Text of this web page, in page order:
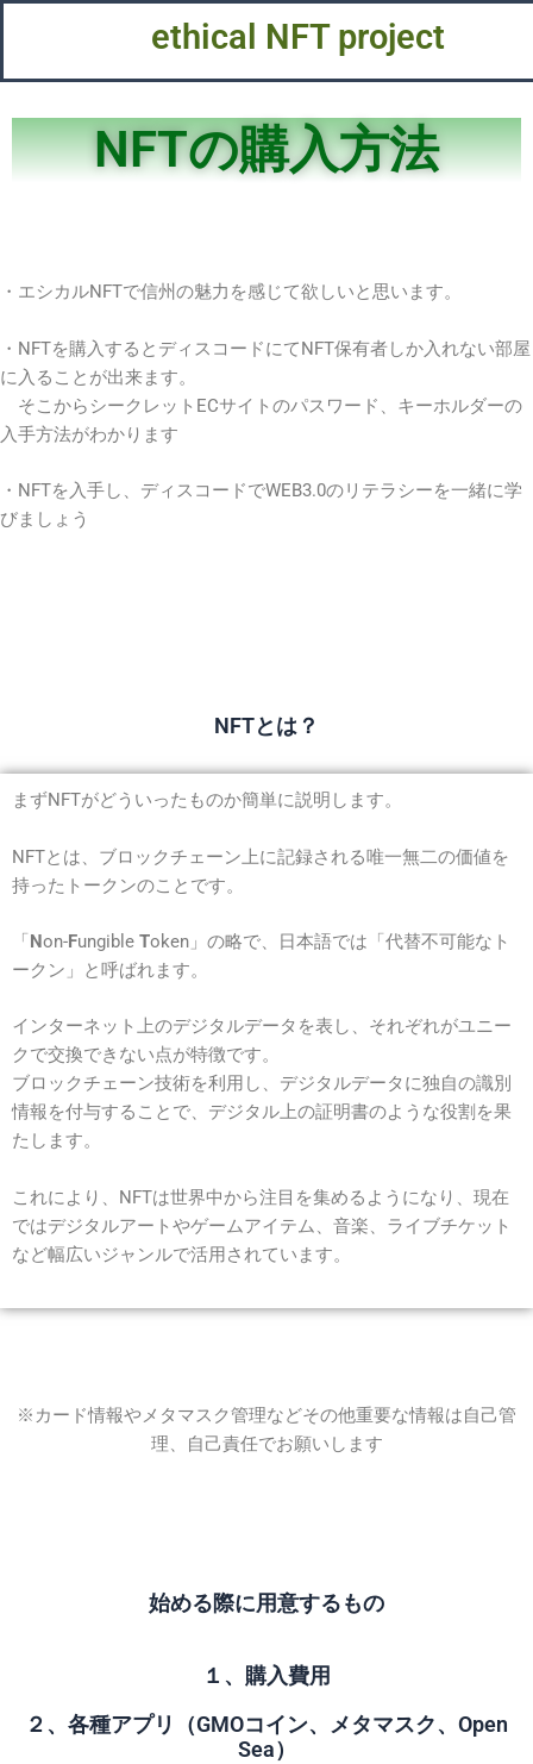
ethical NFT project
NFTの購入方法
・エシカルNFTで信州の魅力を感じて欲しいと思います。
・NFTを購入するとディスコードにてNFT保有者しか入れない部屋
に入ることが出来ます。
そこからシークレットECサイトのパスワード、キーホルダーの
入手方法がわかります
・NFTを入手し、ディスコードでWEB3.0のリテラシーを一緒に学
びましょう
NFTとは？
まずNFTがどういったものか簡単に説明します。
NFTとは、ブロックチェーン上に記録される唯一無二の価値を
持ったトークンのことです。
「Non-Fungible Token」の略で、日本語では「代替不可能なト
ークン」と呼ばれます。
インターネット上のデジタルデータを表し、それぞれがユニー
クで交換できない点が特徴です。
ブロックチェーン技術を利用し、デジタルデータに独自の識別
情報を付与することで、デジタル上の証明書のような役割を果
たします。
これにより、NFTは世界中から注目を集めるようになり、現在
ではデジタルアートやゲームアイテム、音楽、ライブチケット
など幅広いジャンルで活用されています。
※カード情報やメタマスク管理などその他重要な情報は自己管
理、自己責任でお願いします
始める際に用意するもの
１、購入費用
２、各種アプリ（GMOコイン、メタマスク、Open
Sea）